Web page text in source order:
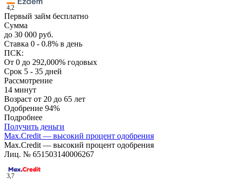
4,2
Первый займ бесплатно
Сумма
до 30 000 руб.
Ставка 0 - 0.8% в день
ПСК:
От 0 до 292,000% годовых
Срок 5 - 35 дней
Рассмотрение
14 минут
Возраст от 20 до 65 лет
Одобрение 94%
Подробнее
Получить деньги
Max.Credit — высокий процент одобрения
Max.Credit — высокий процент одобрения
Лиц. № 651503140006267
3,7